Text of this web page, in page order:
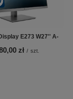
E273 W27'' A-
zł / szt.